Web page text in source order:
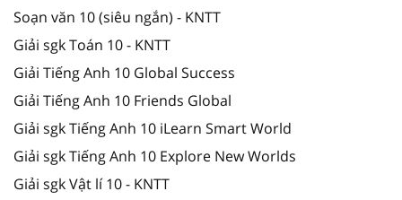
Soạn văn 10 (siêu ngắn) - KNTT
Giải sgk Toán 10 - KNTT
Giải Tiếng Anh 10 Global Success
Giải Tiếng Anh 10 Friends Global
Giải sgk Tiếng Anh 10 iLearn Smart World
Giải sgk Tiếng Anh 10 Explore New Worlds
Giải sgk Vật lí 10 - KNTT